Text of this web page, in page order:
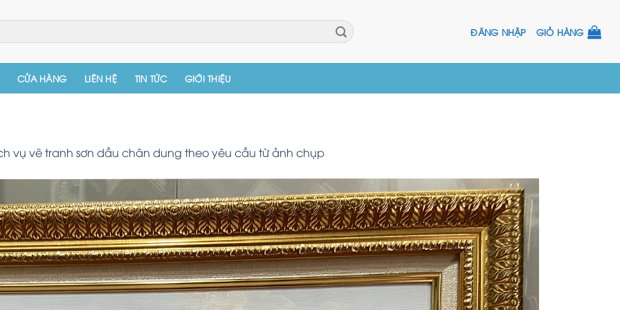
ĐĂNG NHẬP GIỎ HÀNG
CỬA HÀNG LIÊN HỆ TIN TỨC GIỚI THIỆU
vụ vẽ tranh sơn dầu chân dung theo yêu cầu từ ảnh chụp